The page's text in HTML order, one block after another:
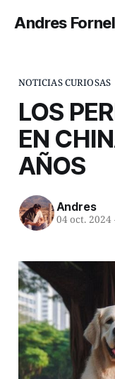
Andres
NOTICIAS CURIOSAS
LOS
EN
AÑOS
Andres
04 oct. 2024